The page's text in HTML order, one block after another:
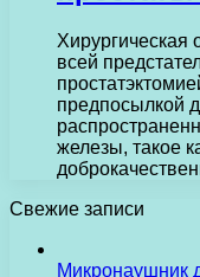
Хирургическая
всей
предпосылкой
железы, такое
Свежие записи
Микронаушник